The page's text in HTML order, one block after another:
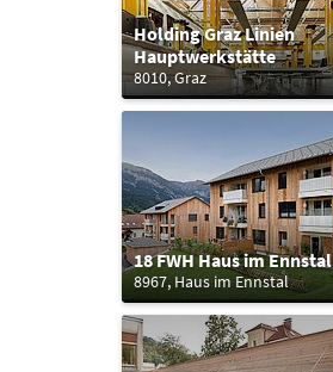
Holding Graz Linien
Hauptwerkstätte
8010, Graz
18 FWH Haus im Ennstal
8967, Haus im Ennstal